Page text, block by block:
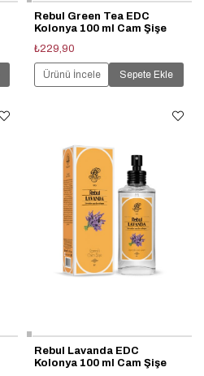
Rebul Green Tea EDC
Kolonya 100 ml Cam Şişe
₺229,90
Ürünü İncele Sepete Ekle
Rebul Lavanda EDC
Kolonya 100 ml Cam Şişe